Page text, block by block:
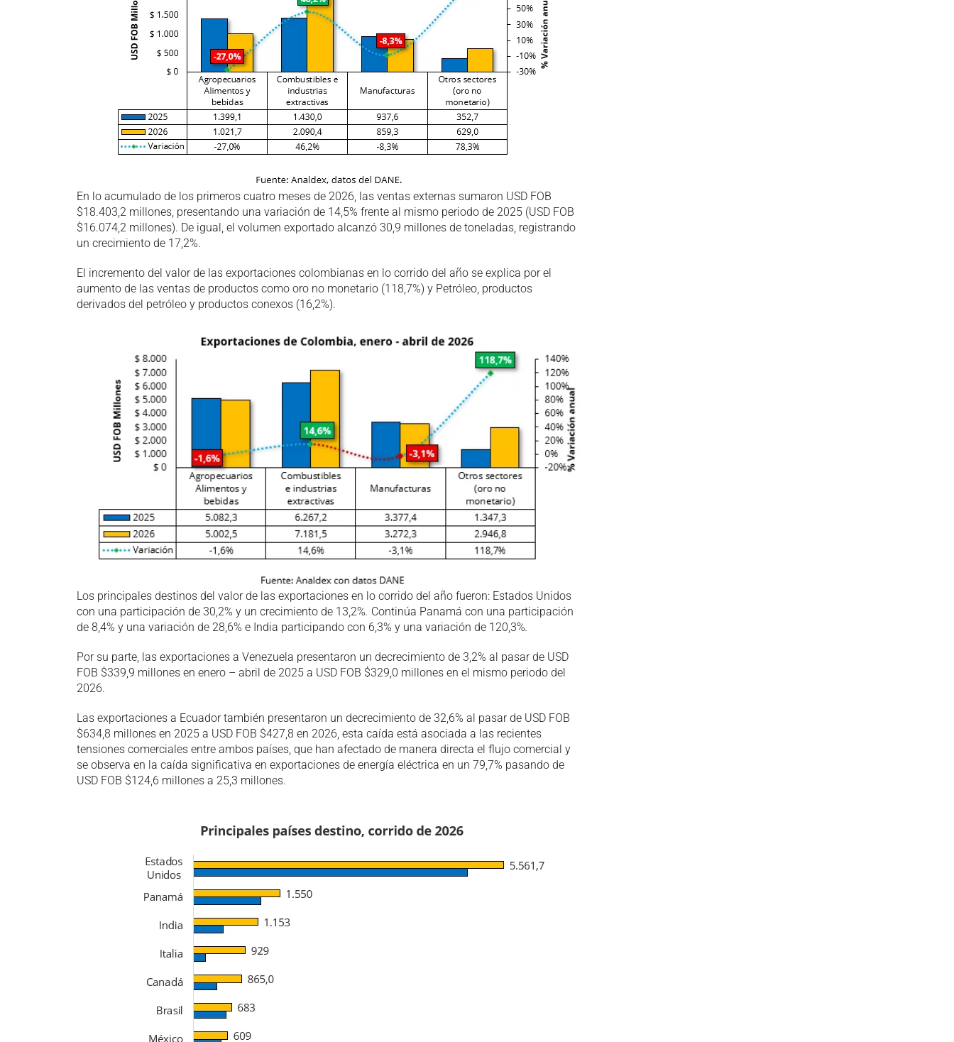
En lo acumulado de los primeros cuatro meses de 2026, las ventas externas sumaron USD FOB
$18.403,2 millones, presentando una variación de 14,5% frente al mismo periodo de 2025 (USD FOB
$16.074,2 millones). De igual, el volumen exportado alcanzó 30,9 millones de toneladas, registrando
un crecimiento de 17,2%.
El incremento del valor de las exportaciones colombianas en lo corrido del año se explica por el
aumento de las ventas de productos como oro no monetario (118,7%) y Petróleo, productos
derivados del petróleo y productos conexos (16,2%).
Los principales destinos del valor de las exportaciones en lo corrido del año fueron: Estados Unidos
con una participación de 30,2% y un crecimiento de 13,2%. Continúa Panamá con una participación
de 8,4% y una variación de 28,6% e India participando con 6,3% y una variación de 120,3%.
Por su parte, las exportaciones a Venezuela presentaron un decrecimiento de 3,2% al pasar de USD
FOB $339,9 millones en enero – abril de 2025 a USD FOB $329,0 millones en el mismo periodo del
2026.
Las exportaciones a Ecuador también presentaron un decrecimiento de 32,6% al pasar de USD FOB
$634,8 millones en 2025 a USD FOB $427,8 en 2026, esta caída está asociada a las recientes
tensiones comerciales entre ambos países, que han afectado de manera directa el flujo comercial y
se observa en la caída significativa en exportaciones de energía eléctrica en un 79,7% pasando de
USD FOB $124,6 millones a 25,3 millones.